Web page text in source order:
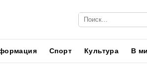
Спорт Культура В